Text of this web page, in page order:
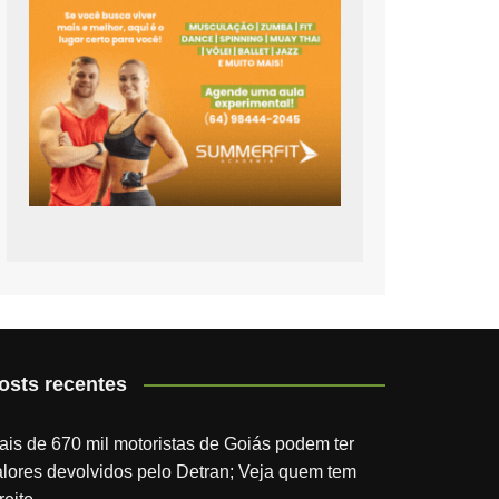
recentes
de 670 mil motoristas de Goiás podem ter
devolvidos pelo Detran; Veja quem tem